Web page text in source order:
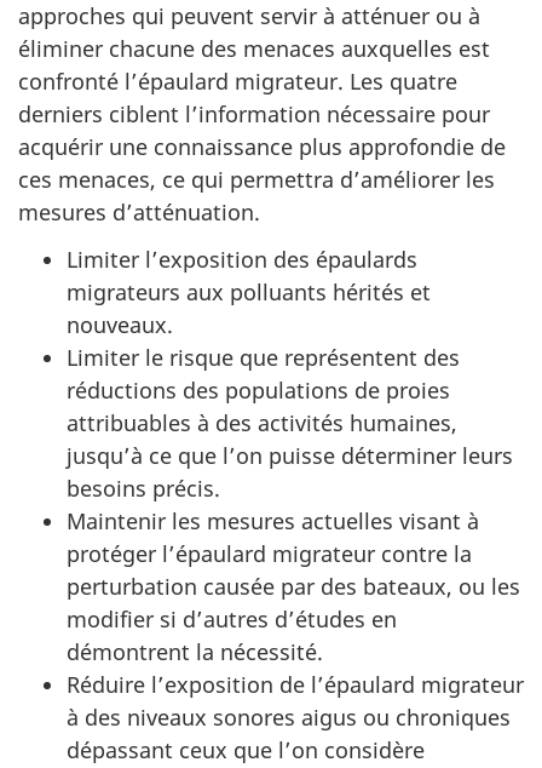
approches qui peuvent servir à atténuer ou à
éliminer chacune des menaces auxquelles est
confronté l’épaulard migrateur. Les quatre
derniers ciblent l’information nécessaire pour
acquérir une connaissance plus approfondie de
ces menaces, ce qui permettra d’améliorer les
mesures d’atténuation.
Limiter l’exposition des épaulards
migrateurs aux polluants hérités et
nouveaux.
Limiter le risque que représentent des
réductions des populations de proies
attribuables à des activités humaines,
jusqu’à ce que l’on puisse déterminer leurs
besoins précis.
Maintenir les mesures actuelles visant à
protéger l’épaulard migrateur contre la
perturbation causée par des bateaux, ou les
modifier si d’autres d’études en
démontrent la nécessité.
Réduire l’exposition de l’épaulard migrateur
à des niveaux sonores aigus ou chroniques
dépassant ceux que l’on considère